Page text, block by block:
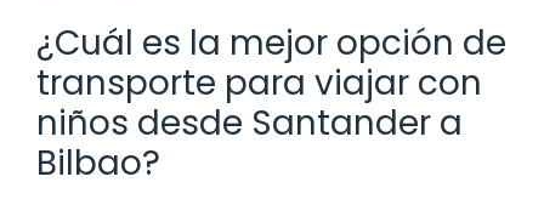
¿Cuál es la mejor opción de
transporte para viajar con
niños desde Santander a
Bilbao?